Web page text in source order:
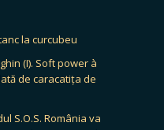
la curcubeu
(I). Soft power à
de caracatița de
S.O.S. România va